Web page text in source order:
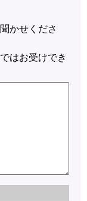
かせくださ
はお受けでき